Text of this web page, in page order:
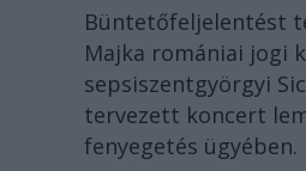
Büntetőfeljelentést
Majka romániai jogi
sepsiszentgyörgyi
tervezett koncert
fenyegetés ügyében.